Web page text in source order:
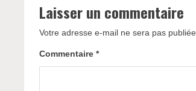
Laisser un commentaire
Votre adresse e-mail ne sera pas publiée.
Commentaire*